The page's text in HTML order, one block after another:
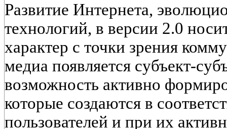
Развитие Интернета,
технологий, в версии 2.0
характер с точки зрения
медиа появляется субъект-
возможность активно
которые создаются в
пользователей и при их